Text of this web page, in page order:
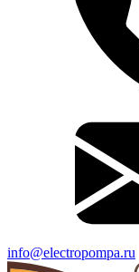
info@electropompa.ru